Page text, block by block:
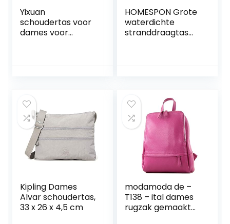
Yixuan
schoudertas voor
dames voor
HOMESPON Grote
waterdichte
stranddraagtas
Kipling Dames
Alvar schoudertas,
33 x 26 x 4,5 cm
modamoda de –
T138 – ital dames
rugzak gemaakt